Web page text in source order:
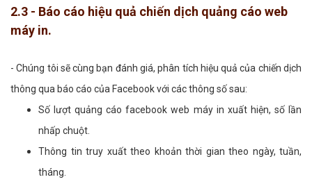
2.3 - Báo cáo hiệu quả chiến dịch quảng cáo web
máy in.
- Chúng tôi sẽ cùng bạn đánh giá, phân tích hiệu quả của chiến dịch
thông qua báo cáo của Facebook với các thông số sau:
Số lượt quảng cáo facebook web máy in xuất hiện, số lần
nhấp chuột.
Thông tin truy xuất theo khoản thời gian theo ngày, tuần,
tháng.